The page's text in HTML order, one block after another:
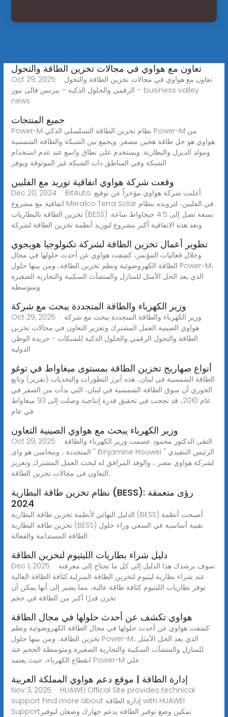
تعاون مع هواوي في مجالات تخزين الطاقة والتحول
Oct 29, 2025 · تعاون مع هواوي في مجالات تخزين الطاقة والتحول
الرقمي والحلول الذكية – بيزنس فالى نيوز – business valley
news
جميع المنتجات
Power-M نظام تخزين الطاقة التسلسلي الذكي Power-M من
هواوي هو حل طاقة هجين مصغر. ويجمع بين الشبكة والطاقة الشمسية
ومولد الديزل والبطارية. ويستخدم على نطاق واسع عند عدم استخدام
الشبكة وفي المناطق ذات الشبكة غير الموثوقة ويوفر
وقعت شركة هواوي اتفاقية توريد مع الفلبين
Dec 20, 2024 · BitAuto: أعلنت شركة هواوي مؤخراً عن توقيع
اتفاقية مع مشروع Meralco Terra Solar في الفلبين، لتزويده بنظام
تخزين الطاقة بالبطاريات (BESS) بسعة تصل إلى 4.5 جيجاواط ساعة.
وتعد هذه الاتفاقية أكبر مشروع لتوريد أنظمة تخزين الطاقة لشركة
تطوير أعمال تخزين الطاقة لشركة تكنولوجيا هويجوي
وخلال فعاليات المؤتمر، كشفت هواوي عن أحدث حلولها في مجال
الطاقة الكهروضوئية ونظم تخزين الطاقة، ومن بينها حلول Power-M،
الذي يعد الحل الأمثل للمنازل والمنشآت السكنية والتجارية الصغيرة
ومتوسطة
وزير الكهرباء والطاقة المتجددة يبحث مع شركة
Oct 29, 2025 · وزير الكهرباء والطاقة المتجددة يبحث مع شركة
هواوي الصينية العمل المشترك وتعزيز التعاون في مجالات تخزين
الطاقة والتحول الرقمي والحلول الذكية للشبكات - جريدة الوطن
الدولية
أنواع صهاريج تخزين الطاقة بمستوى ميغاواط في توغو
الطاقة الشمسية في لبنان.. هذه أبرز التطورات والتحديات (تقرير) وتابع
الخوري أن سوق الطاقة الشمسية في لبنان، التي بدأت من الصفر في
عام 2010، قد نجحت في تحقيق قدرة إنتاجية وصلت إلى 93 ميغاواط
في عام
وزير الكهرباء يبحث مع هواوي الصينية التعاون
Oct 29, 2025 · التقى الدكتور محمود عصمت وزير الكهرباء والطاقة
المتجددة ، وبنجامين هو واى " Binjamine Houwei " الرئيس التنفيذي
لشركة هواوي مصر ، والوفد المرافق له لبحث العمل المشترك وتعزيز
التعاون فى مجالات تخزين الطاقة.
نظام تخزين طاقة البطارية (BESS): رؤى متعمقة
2024
الدليل النهائي لأنظمة تخزين طاقة البطارية (BESS) أصبحت أنظمة
تخزين طاقة البطارية (BESS) تقنية أساسية في السعي وراء حلول
الطاقة المستدامة والفعالة.
دليل شراء بطاريات الليثيوم لتخزين الطاقة
Dec 1, 2025 · سوف يرشدك هذا الدليل إلى كل ما تحتاج إلى معرفته
عند شراء بطارية ليثيوم لتخزين الطاقة المنزلية.كثافة الطاقة العالية
توفر بطاريات الليثيوم كثافة طاقة عالية، مما يشير إلى أنها يمكن أن
تخزن قدرًا أكبر من الطاقة في حجم
هواوي تكشف عن أحدث حلولها في مجال الطاقة
كشفت هواوي عن أحدث حلولها في مجال الطاقة الكهروضوئية ونظم
تخزين الطاقة، ومن بينها حلول Power-M، الذي يعد الحل الأمثل
للمنازل والمنشآت السكنية والتجارية الصغيرة ومتوسطة الحجم عند
انقطاع الكهرباء، حيث يعتمد Power-M علي
إدارة الطاقة | موقع دعم هواوي المملكة العربية
Nov 3, 2025 · HUAWEI Offical Site provides technical
support Find more about إدارة الطاقة with HUAWEI
Supportتمكين وضع توفير الطاقة يدعم جهازك وضعان لتوفير